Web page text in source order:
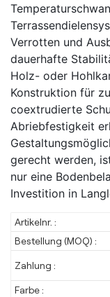
Verrotten und
dauerhafte
Holz- oder
Konstruktion für
coextrudierte
Abriebfestigkeit
gerecht werden,
nur eine
Investition in
Artikelnr. :
Bestellung (MOQ) :
Zahlung :
Farbe :